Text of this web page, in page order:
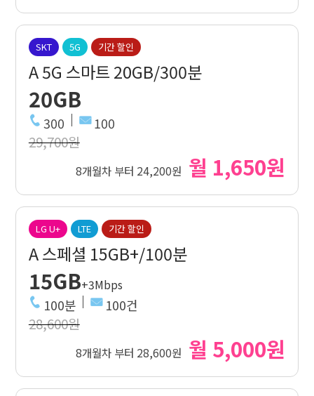
SKT 5G 기간 할인
A 5G 스마트 20GB/300분
20GB
300 100
29,700원
8개월차 부터 24,200원 월 1,650원
LG U+ LTE 기간 할인
A 스페셜 15GB+/100분
15GB+3Mbps
100분 100건
28,600원
8개월차 부터 28,600원 월 5,000원